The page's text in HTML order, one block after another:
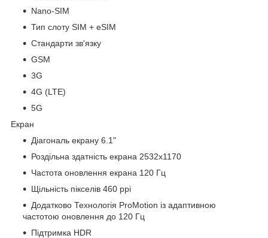
Nano-SIM
Тип слоту SIM + eSIM
Стандарти зв'язку
GSM
3G
4G (LTE)
5G
Екран
Діагональ екрану 6.1"
Роздільна здатність екрана 2532x1170
Частота оновлення екрана 120 Гц
Щільність пікселів 460 ppi
Додатково Технологія ProMotion із адаптивною
частотою оновлення до 120 Гц
Підтримка HDR